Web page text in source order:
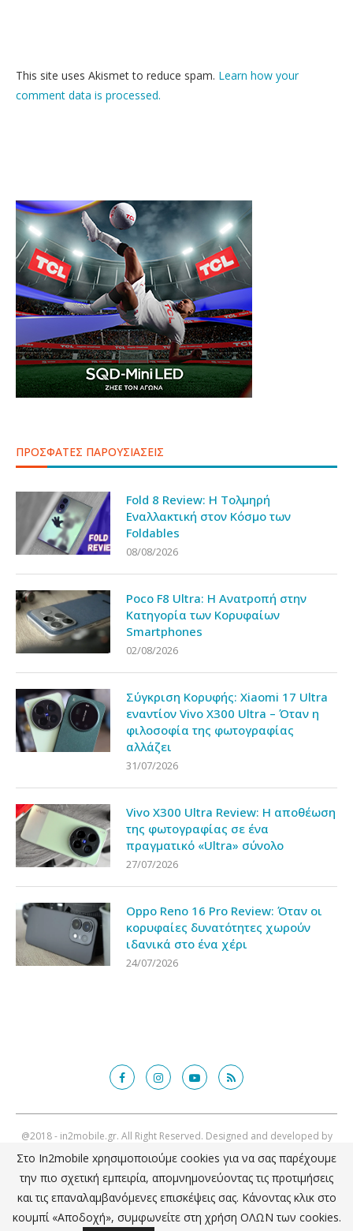
This site uses Akismet to reduce spam. Learn how your
comment data is processed.
ΠΡΟΣΦΑΤΕΣ ΠΑΡΟΥΣΙΑΣΕΙΣ
Fold 8 Review: Η Τολμηρή
Εναλλακτική στον Κόσμο των
Foldables
08/08/2026
Poco F8 Ultra: Η Ανατροπή στην
Κατηγορία των Κορυφαίων
Smartphones
02/08/2026
Σύγκριση Κορυφής: Xiaomi 17 Ultra
εναντίον Vivo X300 Ultra – Όταν η
φιλοσοφία της φωτογραφίας
αλλάζει
31/07/2026
Vivo X300 Ultra Review: Η αποθέωση
της φωτογραφίας σε ένα
πραγματικό «Ultra» σύνολο
27/07/2026
Oppo Reno 16 Pro Review: Όταν οι
κορυφαίες δυνατότητες χωρούν
ιδανικά στο ένα χέρι
24/07/2026
@2018 - in2mobile.gr. All Right Reserved. Designed and developed by
ΕΠΙΣΤΡΟΦΗ ΣΤΗΝ ΚΟΡΥΦΗ
Στο In2mobile xρησιμοποιούμε cookies για να σας παρέχουμε
την πιο σχετική εμπειρία, απομνημονεύοντας τις προτιμήσεις
και τις επαναλαμβανόμενες επισκέψεις σας. Κάνοντας κλικ στο
κουμπί «Αποδοχή», συμφωνείτε στη χρήση ΟΛΩΝ των cookies.